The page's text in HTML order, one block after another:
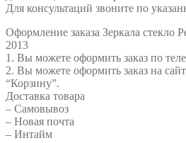
Для консультаций звоните по
Оформление заказа Зеркала стекло
2013
1. Вы можете оформить заказ по
2. Вы можете оформить заказ на
“Корзину”.
Доставка товара
– Самовывоз
– Новая почта
– Интайм